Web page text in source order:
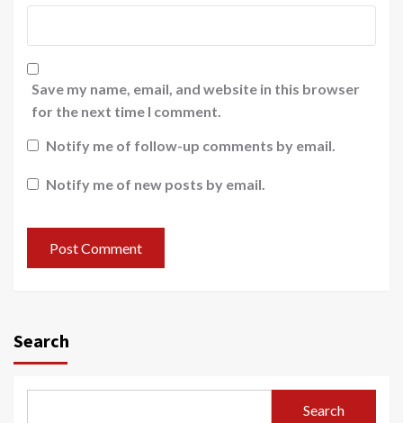
Save my name, email, and website in this browser
for the next time I comment.
Notify me of follow-up comments by email.
Notify me of new posts by email.
Search
Search